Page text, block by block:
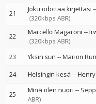
21 Joku odottaa kirjettäsi
(320kbps ABR)
22 Marcello Magaroni --
(320kbps ABR)
23 Yksin sun --Marion
24
Helsingin kesä --
25 Minä olen nuori --
ABR)